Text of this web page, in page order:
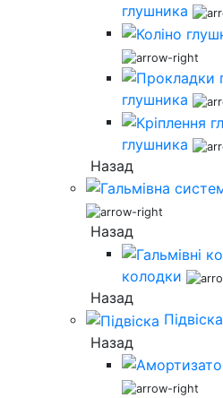
глушника
глушника
глушника
Назад
Назад
колодки
Назад
Підвіска
Назад